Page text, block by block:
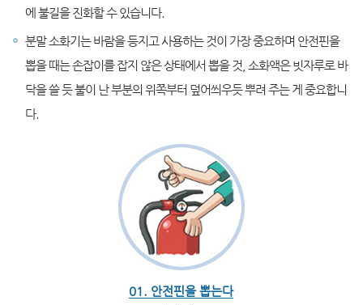
에 불길을 진화할 수 있습니다.
분말 소화기는 바람을 등지고 사용하는 것이 가장 중요하며 안전핀을
뽑을 때는 손잡이를 잡지 않은 상태에서 뽑을 것, 소화액은 빗자루로 바
닥을 쓸 듯 불이 난 부분의 위쪽부터 덮어씌우듯 뿌려 주는 게 중요합니
다.
01. 안전핀을 뽑는다